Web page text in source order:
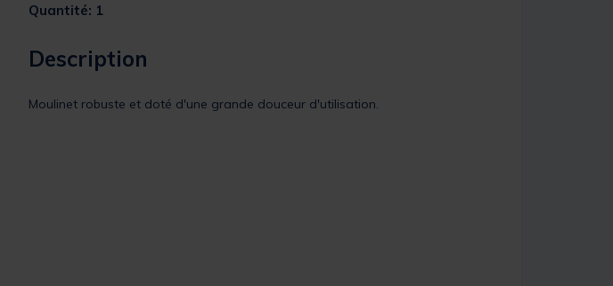
Quantité: 1
Description
Moulinet robuste et doté d'une grande douceur d'utilisation.